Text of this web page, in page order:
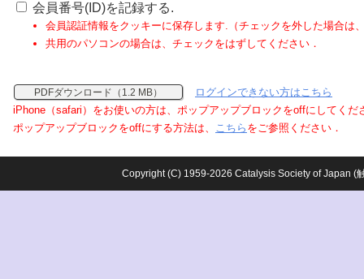
会員番号(ID)を記録する.
会員認証情報をクッキーに保存します.（チェックを外した場合は
共用のパソコンの場合は、チェックをはずしてください．
PDFダウンロード（1.2 MB）
ログインできない方はこちら
iPhone（safari）をお使いの方は、ポップアップブロックをoffにしてくだ
ポップアップブロックをoffにする方法は、 こちら をご参照ください．
Copyright (C) 1959-2026 Catalysis Society of Japan (